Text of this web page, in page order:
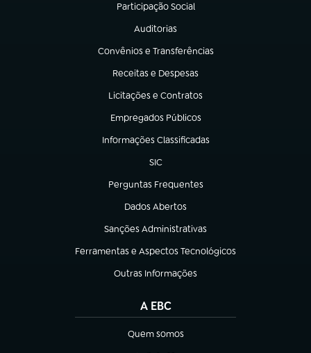
Participação Social
(abre em nova aba)
Auditorias
(abre em nova aba)
Convênios e Transferências
(abre em nova aba)
Receitas e Despesas
(abre em nova aba)
Licitações e Contratos
(abre em nova aba)
Empregados Públicos
(abre em nova aba)
Informações Classificadas
(abre em nova aba)
SIC
(abre em nova aba)
Perguntas Frequentes
(abre em nova aba)
Dados Abertos
(abre em nova aba)
Sanções Administrativas
(abre em nova aba)
Ferramentas e Aspectos Tecnológicos
(abre em nova aba)
Outras Informações
(abre em nova aba)
A EBC
Quem somos
(abre em nova aba)